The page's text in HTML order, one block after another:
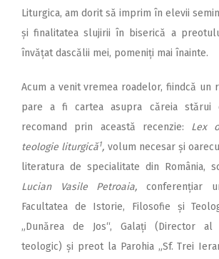
Liturgica, am dorit să imprim în elevii
și finalitatea slujirii în biserică a
învățat dascălii mei, pomeniți mai înainte.
Acum a venit vremea roadelor, fiindcă un
pare a fi cartea asupra căreia stărui
recomand prin această recenzie: Lex
teologie liturgică1, volum necesar și
literatura de specialitate din România,
Lucian Vasile Petroaia, conferențiar
Facultatea de Istorie, Filosofie și
„Dunărea de Jos“, Galați (Director al
teologic) și preot la Parohia „Sf. Trei